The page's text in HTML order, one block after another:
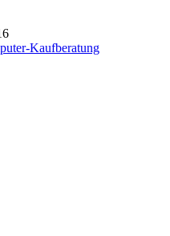
Kaufberatung